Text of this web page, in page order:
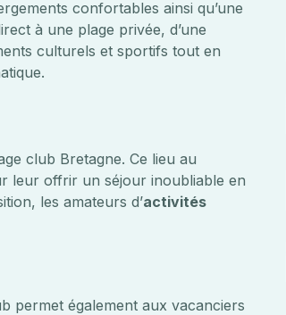
confortables ainsi qu’une
à une plage privée, d’une
culturels et sportifs tout en
club Bretagne. Ce lieu au
leur offrir un séjour inoubliable en
les amateurs d’activités
permet également aux vacanciers